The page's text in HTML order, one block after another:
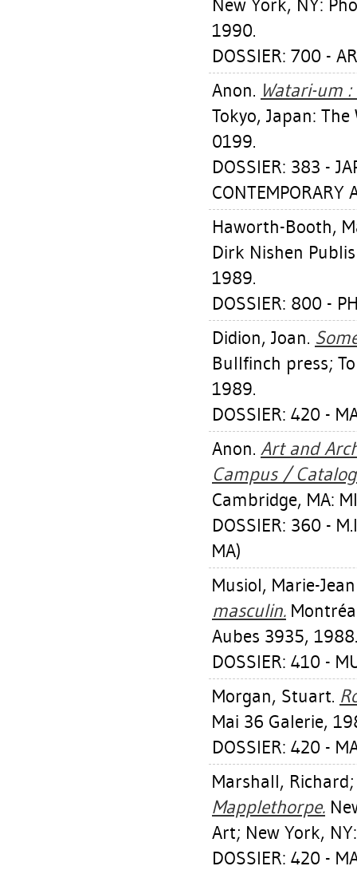
New York, NY:
1990.
DOSSIER: 700 -
Anon. Watari-um
Tokyo, Japan:
0199.
DOSSIER: 383 -
CONTEMPORARY
Haworth-Booth,
Dirk Nishen
1989.
DOSSIER: 800 -
Didion, Joan.
Bullfinch press;
1989.
DOSSIER: 420 -
Anon. Art and
Campus /
Cambridge, MA:
DOSSIER: 360 -
MA)
Musiol, Marie-
masculin.
Aubes 3935, 1988.
DOSSIER: 410 -
Morgan, Stuart.
Mai 36 Galerie,
DOSSIER: 420 -
Marshall, Richard
Mapplethorpe.
Art; New York,
DOSSIER: 420 -